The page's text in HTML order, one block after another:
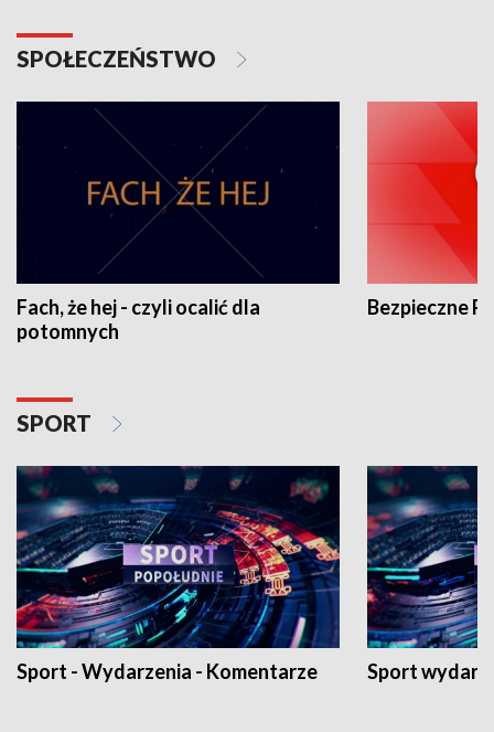
SPOŁECZEŃSTWO
Fach, że hej - czyli ocalić dla
potomnych
Bezpieczne
SPORT
Sport - Wydarzenia - Komentarze Sport